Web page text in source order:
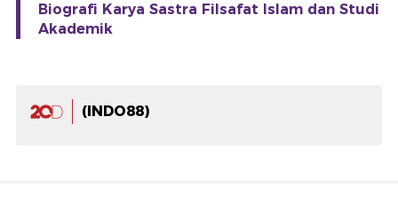
Biografi Karya Sastra Filsafat Islam dan Studi
Akademik
(INDO88)